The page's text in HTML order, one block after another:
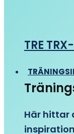
TRE
Här hittar